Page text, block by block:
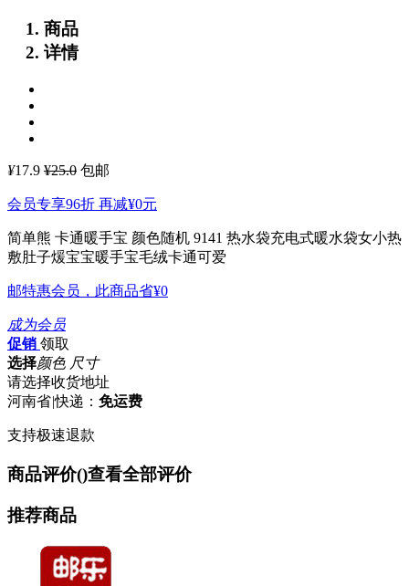
商品
详情
¥17.9 ¥25.0 包邮
会员专享96折 再减¥0元
简单熊 卡通暖手宝 颜色随机 9141 热水袋充电式暖水袋女小热
敷肚子煖宝宝暖手宝毛绒卡通可爱
邮特惠会员，此商品省¥0
成为会员
促销 领取
选择颜色 尺寸
请选择收货地址
河南省|快递： 免运费
支持极速退款
商品评价()查看全部评价
推荐商品